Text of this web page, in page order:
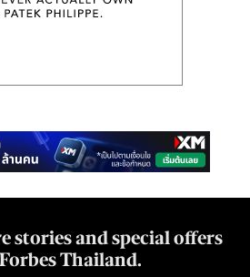
stories and special offers
Thailand.